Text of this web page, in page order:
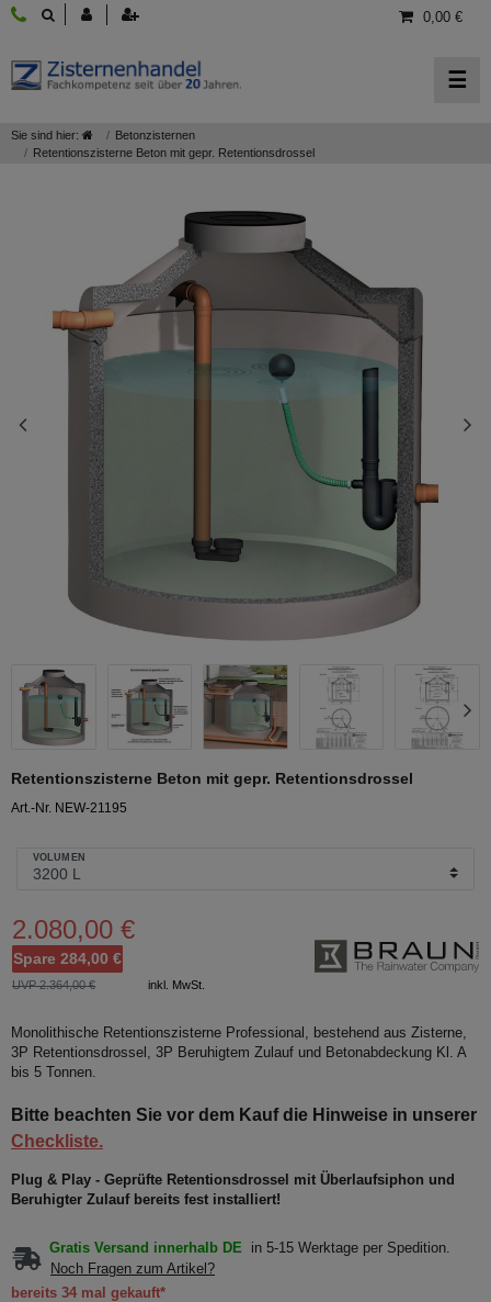
0,00 €
☰
Sie sind hier:
Betonzisternen
Retentionszisterne Beton mit gepr. Retentionsdrossel
Retentionszisterne Beton mit gepr. Retentionsdrossel
Art.-Nr. NEW-21195
2.080,00 €
Spare 284,00 €
UVP 2.364,00 € inkl. MwSt.
VOLUMEN
Monolithische Retentionszisterne Professional, bestehend aus Zisterne,
3P Retentionsdrossel, 3P Beruhigtem Zulauf und Betonabdeckung Kl. A
bis 5 Tonnen.
Bitte beachten Sie vor dem Kauf die Hinweise in unserer
Checkliste.
Plug & Play - Geprüfte Retentionsdrossel mit Überlaufsiphon und
Beruhigter Zulauf bereits fest installiert!
Gratis Versand innerhalb DE
in 5-15 Werktage per Spedition.
Noch Fragen zum Artikel?
bereits 34 mal gekauft*